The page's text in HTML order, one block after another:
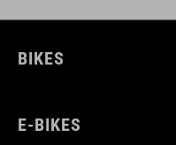
BIKES
E-BIKES